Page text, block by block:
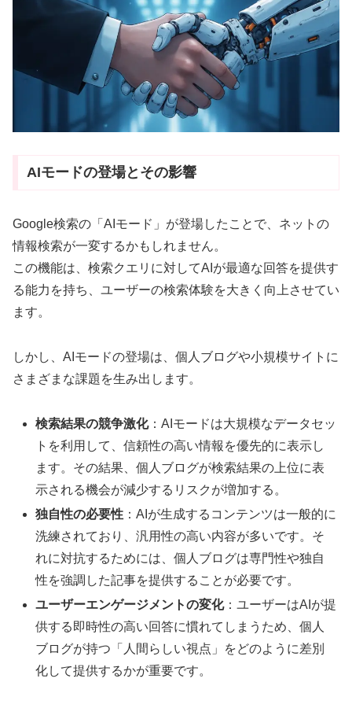
AIモードの登場とその影響
Google検索の「AIモード」が登場したことで、ネットの
情報検索が一変するかもしれません。
この機能は、検索クエリに対してAIが最適な回答を提供す
る能力を持ち、ユーザーの検索体験を大きく向上させてい
ます。
しかし、AIモードの登場は、個人ブログや小規模サイトに
さまざまな課題を生み出します。
検索結果の競争激化：AIモードは大規模なデータセッ
トを利用して、信頼性の高い情報を優先的に表示し
ます。その結果、個人ブログが検索結果の上位に表
示される機会が減少するリスクが増加する。
独自性の必要性 ：AIが生成するコンテンツは一般的に
洗練されており、汎用性の高い内容が多いです。そ
れに対抗するためには、個人ブログは専門性や独自
性を強調した記事を提供することが必要です。
ユーザーエンゲージメントの変化：ユーザーはAIが提
供する即時性の高い回答に慣れてしまうため、個人
ブログが持つ「人間らしい視点」をどのように差別
化して提供するかが重要です。